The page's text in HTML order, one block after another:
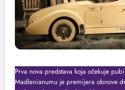
Prva nova predstava koja očekuje
Madlenianumu je premijera obnove